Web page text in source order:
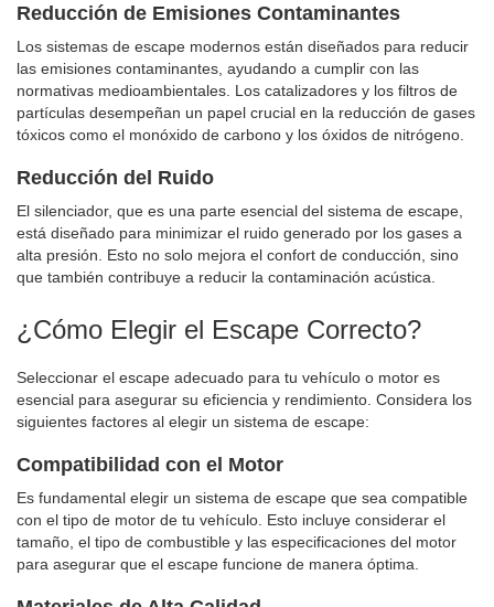
Reducción de Emisiones Contaminantes
Los sistemas de escape modernos están diseñados para reducir
las emisiones contaminantes, ayudando a cumplir con las
normativas medioambientales. Los catalizadores y los filtros de
partículas desempeñan un papel crucial en la reducción de gases
tóxicos como el monóxido de carbono y los óxidos de nitrógeno.
Reducción del Ruido
El silenciador, que es una parte esencial del sistema de escape,
está diseñado para minimizar el ruido generado por los gases a
alta presión. Esto no solo mejora el confort de conducción, sino
que también contribuye a reducir la contaminación acústica.
¿Cómo Elegir el Escape Correcto?
Seleccionar el escape adecuado para tu vehículo o motor es
esencial para asegurar su eficiencia y rendimiento. Considera los
siguientes factores al elegir un sistema de escape:
Compatibilidad con el Motor
Es fundamental elegir un sistema de escape que sea compatible
con el tipo de motor de tu vehículo. Esto incluye considerar el
tamaño, el tipo de combustible y las especificaciones del motor
para asegurar que el escape funcione de manera óptima.